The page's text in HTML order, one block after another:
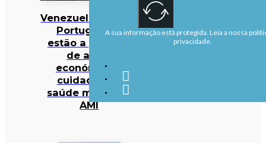
Venezuela/Sismos:
Portugueses
estão a precisar
de apoio
económico e
cuidados de
saúde mental —
AMI
A sua informação está protegida. Leia a nossa
privacidade.